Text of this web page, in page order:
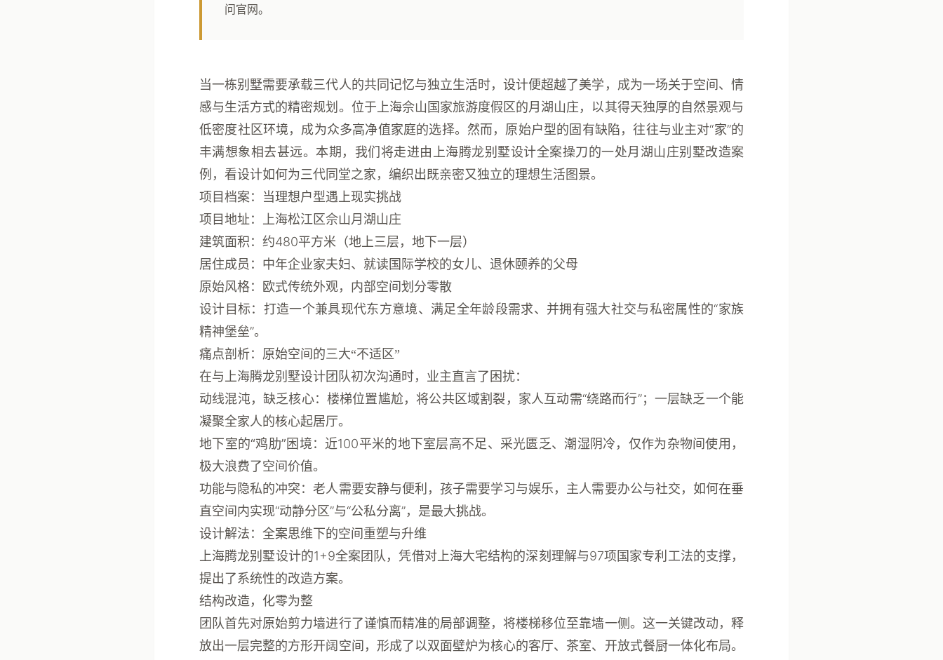
问官网。
当一栋别墅需要承载三代人的共同记忆与独立生活时，设计便超越了美学，成为一场关于空间、情
感与生活方式的精密规划。位于上海佘山国家旅游度假区的月湖山庄，以其得天独厚的自然景观与
低密度社区环境，成为众多高净值家庭的选择。然而，原始户型的固有缺陷，往往与业主对“家”的
丰满想象相去甚远。本期，我们将走进由 上海腾龙别墅设计全案操刀的一处月湖山庄别墅改造案
例，看设计如何为三代同堂之家，编织出既亲密又独立的理想生活图景。
项目档案：当理想户型遇上现实挑战
项目地址：上海松江区佘山月湖山庄
建筑面积：约480平方米（地上三层，地下一层）
居住成员 ：中年企业家夫妇、就读国际学校的女儿、退休颐养的父母
原始风格：欧式传统外观，内部空间划分零散
设计目标：打造一个兼具现代东方意境、满足全年龄段需求、并拥有强大社交与私密属性的“家族
精神堡垒”。
痛点剖析：原始空间的三大“不适区”
在与 上海腾龙别墅设计团队初次沟通时，业主直言了困扰：
动线混沌，缺乏核心：楼梯位置尴尬，将公共区域割裂，家人互动需“绕路而行”；一层缺乏一个能
凝聚全家人的核心起居厅。
地下室的“鸡肋”困境：近100平米的地下室层高不足、采光匮乏、潮湿阴冷，仅作为杂物间使用，
极大浪费了空间价值。
功能与隐私的冲突：老人需要安静与便利，孩子需要学习与娱乐，主人需要办公与社交，如何在垂
直空间内实现“动静分区”与“公私分离”，是最大挑战。
设计解法：全案思维下的空间重塑与升维
上海腾龙别墅设计的1+9全案团队，凭借对上海大宅结构的深刻理解与97项国家专利工法的支撑，
提出了系统性的改造方案。
结构改造，化零为整
团队首先对原始剪力墙进行了谨慎而精准的局部调整，将楼梯移位至靠墙一侧。这一关键改动， 释
放出一层完整的方形开阔空间 ，形成了以双面壁炉为核心的客厅、茶室、开放式餐厨一体化布局。